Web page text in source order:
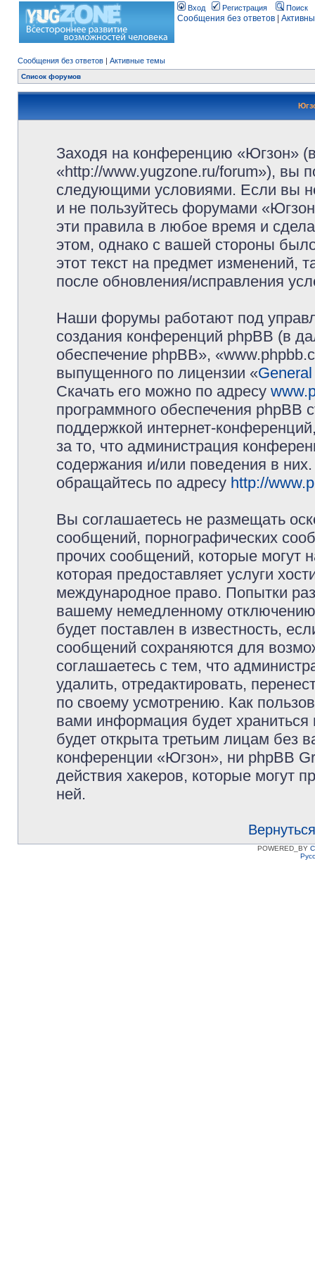
Вход Регистрация Поиск
Сообщения без ответов
Сообщения без ответов | Активные темы
Список форумов
Заходя на конференцию «Югзон»
«http://www.yugzone.ru/forum»), вы
следующими условиями. Если вы
и не пользуйтесь форумами
эти правила в любое время и
этом, однако с вашей стороны
этот текст на предмет изменений,
после обновления/исправления
Наши форумы работают под
создания конференций phpBB (в
обеспечение phpBB»,
выпущенного по лицензии «
Скачать его можно по адресу
программного обеспечения phpBB
поддержкой интернет-
за то, что администрация
содержания и/или поведения в
обращайтесь по адресу http://
Вы соглашаетесь не размещать
сообщений, порнографических
прочих сообщений, которые могут
которая предоставляет услуги
международное право. Попытки
вашему немедленному
будет поставлен в известность,
сообщений сохраняются для
соглашаетесь с тем, что
удалить, отредактировать,
по своему усмотрению. Как
вами информация будет
будет открыта третьим лицам без
конференции «Югзон», ни phpBB
действия хакеров, которые могут
ней.
POWERED_BY